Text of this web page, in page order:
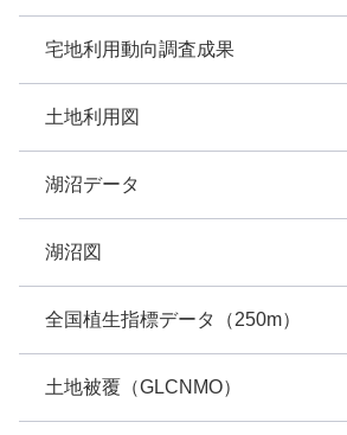
宅地利用動向調査成果
土地利用図
湖沼データ
湖沼図
全国植生指標データ（250m）
土地被覆（GLCNMO）